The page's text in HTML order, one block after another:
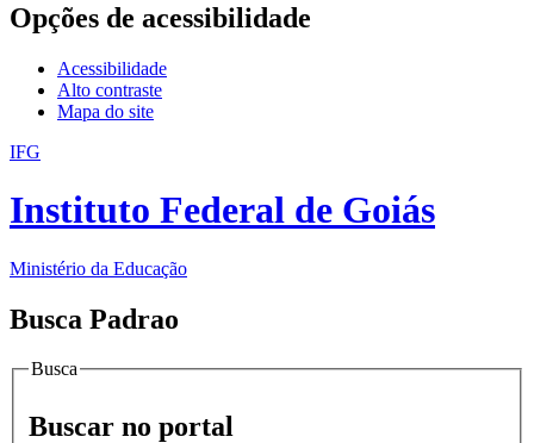
Opções de acessibilidade
Acessibilidade
Alto contraste
Mapa do site
IFG
Instituto Federal de Goiás
Ministério da Educação
Busca Padrao
Busca
Buscar no portal